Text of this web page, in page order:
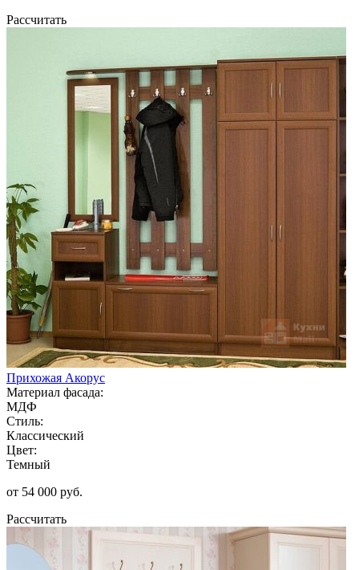
Рассчитать
Прихожая Акорус
Материал фасада:
МДФ
Стиль:
Классический
Цвет:
Темный
от 54 000 руб.
Рассчитать